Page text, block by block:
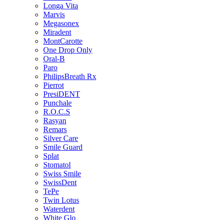
Longa Vita
Marvis
Megasonex
Miradent
MontCarotte
One Drop Only
Oral-B
Paro
PhilipsBreath Rx
Pierrot
PresiDENT
Punchale
R.O.C.S
Rasyan
Remars
Silver Care
Smile Guard
Splat
Stomatol
Swiss Smile
SwissDent
TePe
Twin Lotus
Waterdent
White Glo